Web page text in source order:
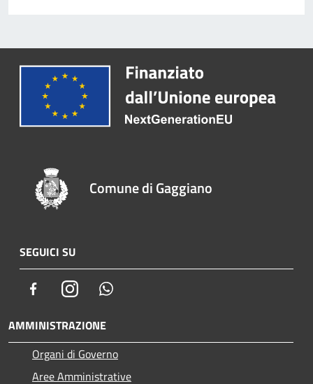
Comune di Gaggiano
SEGUICI SU
FacebookInstagram
AMMINISTRAZIONE
Organi di Governo
Aree Amministrative